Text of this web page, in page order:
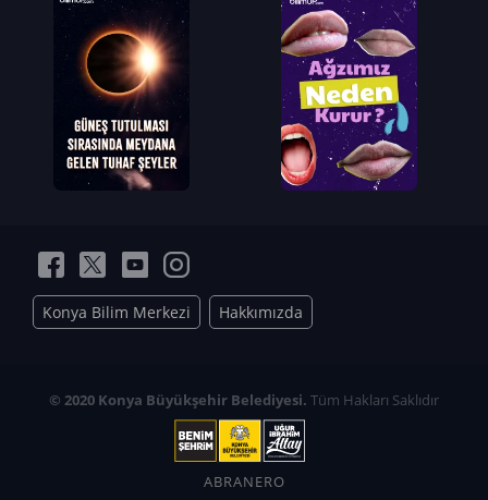
Konya Bilim Merkezi Hakkımızda
© 2020 Konya Büyükşehir Belediyesi. Tüm Hakları Saklıdır
ABRANERO